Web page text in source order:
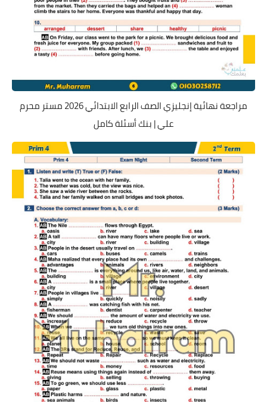
مراجعة نهائية إنجليزي الصف الرابع الابتدائي 2026 مستر محرم
علي | بنك أسئلة كامل